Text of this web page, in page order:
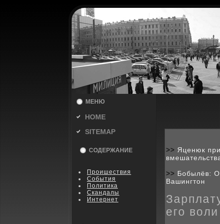
МЕНЮ
HOME
SITEMAP
СОДЕРЖАНИЕ
Пpoишествия
События
Политика
Скандалы
Интернет
>> Яценюк
>> Бобылёв:
Вашингтон
его воли